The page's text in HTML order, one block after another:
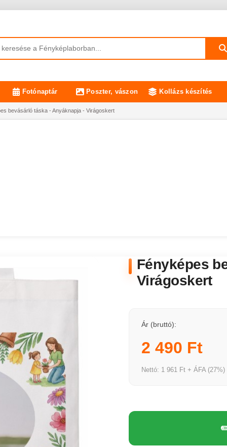
Fotónaptár Poszter, vászon Kollázs készítés
bevásárló táska - Anyáknapja - Virágoskert
Fényképes
Virágoskert
Ár (bruttó):
2 490 Ft
Nettó: 1 961 Ft + ÁFA (27%)